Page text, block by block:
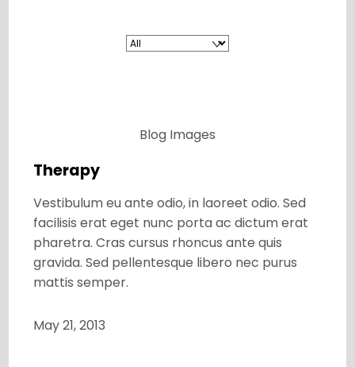
Blog Images
Therapy
Vestibulum eu ante odio, in laoreet odio. Sed
facilisis erat eget nunc porta ac dictum erat
pharetra. Cras cursus rhoncus ante quis
gravida. Sed pellentesque libero nec purus
mattis semper.
May 21, 2013